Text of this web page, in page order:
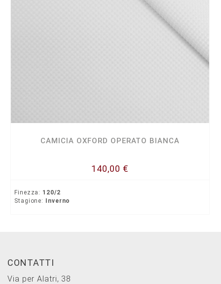
CAMICIA OXFORD OPERATO BIANCA
140,00 €
Finezza: 120/2
Stagione:
Inverno
CONTATTI
Via per Alatri, 38